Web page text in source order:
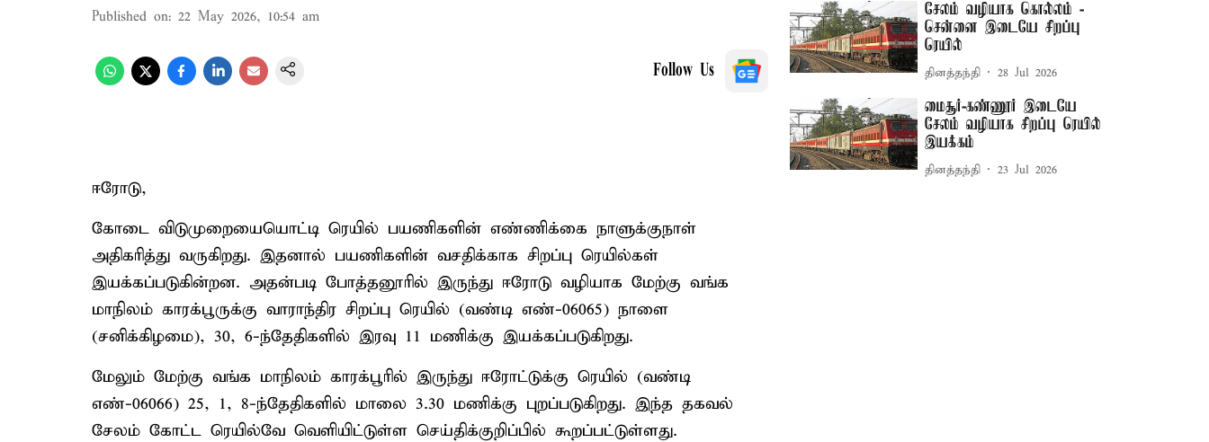
Published on: 22 May 2026, 10:54 am
Follow Us
ஈரோடு,
கோடை விடுமுறையையொட்டி ரெயில் பயணிகளின் எண்ணிக்கை நாளுக்குநாள்
அதிகரித்து வருகிறது. இதனால் பயணிகளின் வசதிக்காக சிறப்பு ரெயில்கள்
இயக்கப்படுகின்றன. அதன்படி போத்தனூரில் இருந்து ஈரோடு வழியாக மேற்கு வங்க
மாநிலம் காரக்பூருக்கு வாராந்திர சிறப்பு ரெயில் (வண்டி எண்-06065) நாளை
(சனிக்கிழமை), 30, 6-ந்தேதிகளில் இரவு 11 மணிக்கு இயக்கப்படுகிறது.
மேலும் மேற்கு வங்க மாநிலம் காரக்பூரில் இருந்து ஈரோட்டுக்கு ரெயில் (வண்டி
எண்-06066) 25, 1, 8-ந்தேதிகளில் மாலை 3.30 மணிக்கு புறப்படுகிறது. இந்த தகவல்
சேலம் கோட்ட ரெயில்வே வெளியிட்டுள்ள செய்திக்குறிப்பில் கூறப்பட்டுள்ளது.
சேலம் வழியாக கொல்லம் -
சென்னை இடையே சிறப்பு
ரெயில்
தினத்தந்தி 28 Jul 2026
மைசூர்-கண்ணூர் இடையே
சேலம் வழியாக சிறப்பு ரெயில்
இயக்கம்
தினத்தந்தி 23 Jul 2026